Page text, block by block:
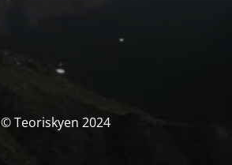
© Teoriskyen 2024